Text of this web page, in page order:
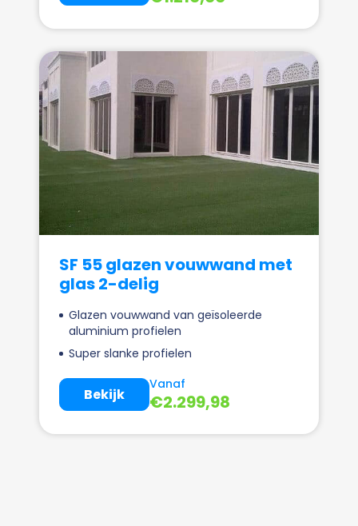
SF 55 glazen vouwwand met
glas 2-delig
Glazen vouwwand van geïsoleerde
aluminium profielen
Super slanke profielen
Vanaf
€2.299,98
Bekijk